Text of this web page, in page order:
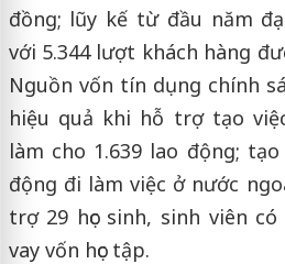
đồng; lũy kế từ đầu năm
với 5.344 lượt khách hàng
Nguồn vốn tín dụng chính
hiệu quả khi hỗ trợ tạo
làm cho 1.639 lao động;
động đi làm việc ở nước
trợ 29 học sinh, sinh viên
vay vốn học tập.